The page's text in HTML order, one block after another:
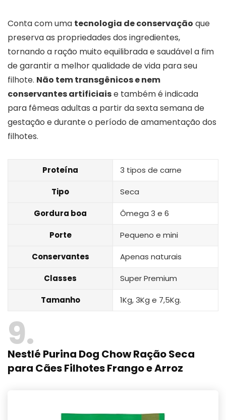
Conta com uma tecnologia de conservação que
preserva as propriedades dos ingredientes,
tornando a ração muito equilibrada e saudável a fim
de garantir a melhor qualidade de vida para seu
filhote. Não tem transgênicos e nem
conservantes artificiaise também é indicada
para fêmeas adultas a partir da sexta semana de
gestação e durante o período de amamentação dos
filhotes.
Proteína 3 tipos de carne
Tipo Seca
Gordura boa Ômega 3 e 6
Porte Pequeno e mini
Conservantes Apenas naturais
Classes Super Premium
Tamanho 1Kg, 3Kg e 7,5Kg.
9
Nestlé Purina Dog Chow Ração Seca
para Cães Filhotes Frango e Arroz